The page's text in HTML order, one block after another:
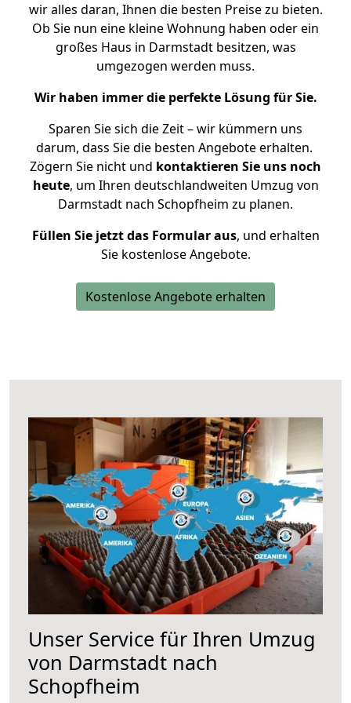
wir alles daran, Ihnen die besten Preise zu bieten.
Ob Sie nun eine kleine Wohnung haben oder ein
großes Haus in Darmstadt besitzen, was
umgezogen werden muss.
Wir haben immer die perfekte Lösung für Sie.
Sparen Sie sich die Zeit – wir kümmern uns
darum, dass Sie die besten Angebote erhalten.
Zögern Sie nicht und kontaktieren Sie uns noch
heute, um Ihren deutschlandweiten Umzug von
Darmstadt nach Schopfheim zu planen.
Füllen Sie jetzt das Formular aus, und erhalten
Sie kostenlose Angebote.
Kostenlose Angebote erhalten
Unser Service für Ihren Umzug
von Darmstadt nach
Schopfheim